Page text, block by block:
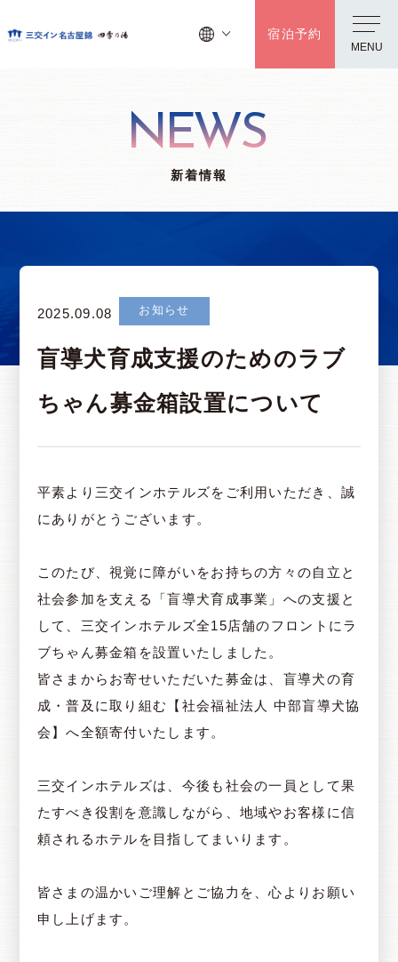
宿泊予約
MENU
NEWS
新着情報
2025.09.08 お知らせ
盲導犬育成支援のためのラブ
ちゃん募金箱設置について
平素より三交インホテルズをご利用いただき、誠
にありがとうございます。
このたび、視覚に障がいをお持ちの方々の自立と
社会参加を支える「盲導犬育成事業」への支援と
して、三交インホテルズ全15店舗のフロントにラ
ブちゃん募金箱を設置いたしました。
皆さまからお寄せいただいた募金は、盲導犬の育
成・普及に取り組む【社会福祉法人 中部盲導犬協
会】へ全額寄付いたします。
三交インホテルズは、今後も社会の一員として果
たすべき役割を意識しながら、地域やお客様に信
頼されるホテルを目指してまいります。
皆さまの温かいご理解とご協力を、心よりお願い
申し上げます。